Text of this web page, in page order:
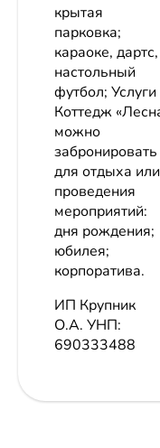
крытая
парковка;
караоке, дартс,
настольный
футбол; Услуги
Коттедж
можно
забронировать
для отдыха или
проведения
мероприятий:
дня рождения;
юбилея;
корпоратива.
ИП Крупник
О.А. УНП:
690333488